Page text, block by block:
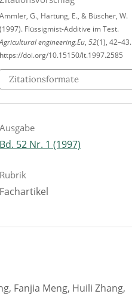
Ammler, G., Hartung, E., & Büscher, W.
(1997). Flüssigmist-Additive im Test.
engineering.Eu, 52(1), 42–43.
https://doi.org/10.15150/lt.1997.2585
Zitationsformate
Ausgabe
Bd. 52 Nr. 1 (1997)
Rubrik
Fachartikel
Fanjia Meng, Huili Zhang,